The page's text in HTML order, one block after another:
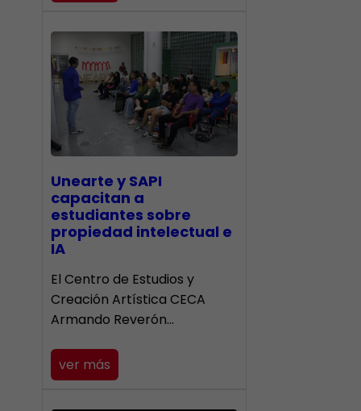
Unearte y SAPI
capacitan a
estudiantes sobre
propiedad intelectual e
IA
El Centro de Estudios y
Creación Artística CECA
Armando Reverón…
ver más